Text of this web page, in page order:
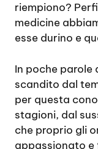
riempiono?
medicine
esse durino e
In poche parole
scandito dal
per questa
stagioni, dal
che proprio gli
appassionato e